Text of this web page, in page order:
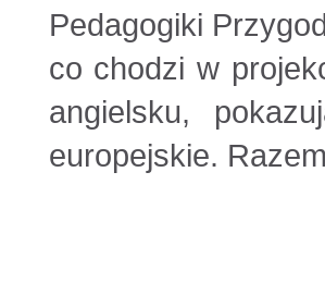
Pedagogiki
co chodzi w
angielsku,
europejskie.